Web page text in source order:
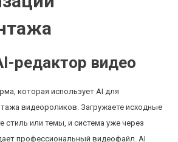
редактор видео
которая использует AI для
видеороликов. Загружаете исходные
стиль или темы, и система уже через
профессиональный видеофайл. AI